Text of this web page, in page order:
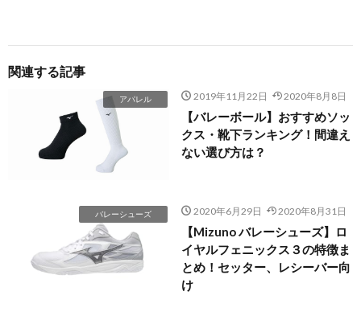
関連する記事
アパレル 2019年11月22日 2020年8月8日
【バレーボール】おすすめソッ
クス・靴下ランキング！間違え
ない選び方は？
バレーシューズ 2020年6月29日 2020年8月31日
【Mizuno バレーシューズ】ロ
イヤルフェニックス３の特徴ま
とめ！セッター、レシーバー向
け